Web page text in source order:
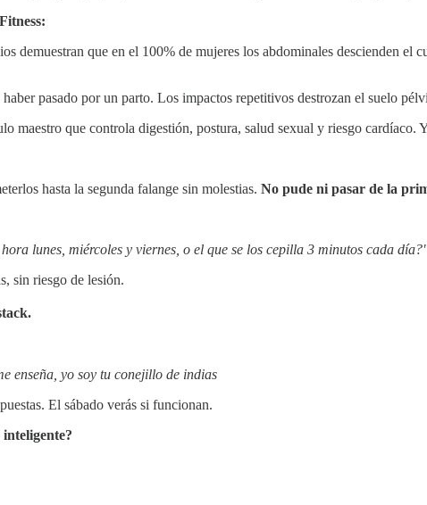
demuestran que en el 100% de mujeres los abdominales descienden el
haber pasado por un parto. Los impactos repetitivos destrozan el suelo
maestro que controla digestión, postura, salud sexual y riesgo cardíaco.
hasta la segunda falange sin molestias. No pude ni pasar de la
lunes, miércoles y viernes, o el que se los cepilla 3 minutos cada
sin riesgo de lesión.
enseña, yo soy tu conejillo de indias
El sábado verás si funcionan.